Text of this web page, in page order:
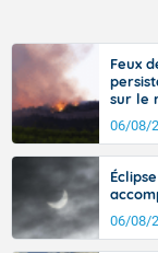
Feux
sur le
06/08/
06/08/